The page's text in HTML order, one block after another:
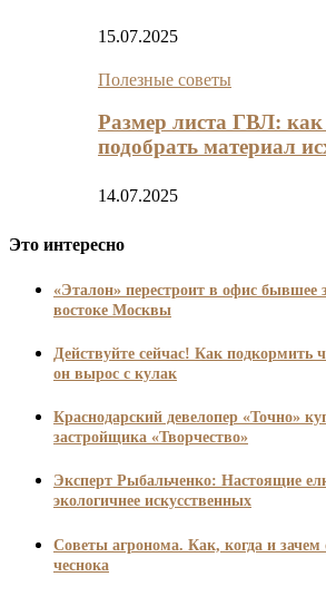
15.07.2025
Полезные советы
Размер листа ГВЛ:
подобрать материал
14.07.2025
Это интересно
«Эталон» перестроит в офис бывшее
востоке Москвы
Действуйте сейчас! Как подкормить
он вырос с кулак
Краснодарский девелопер «Точно»
застройщика «Творчество»
Эксперт Рыбальченко: Настоящие
экологичнее искусственных
Советы агронома. Как, когда и зачем
чеснока